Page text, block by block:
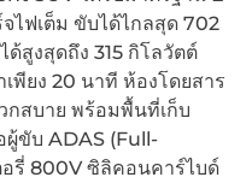
ไฟเต็ม ขับได้ไกลสุด 702
ด้สูงสุดถึง 315 กิโลวัตต์
พียง 20 นาที ห้องโดยสาร
กสบาย พร้อมพื้นที่เก็บ
ผู้ขับ ADAS (Full-
รี่ 800V ซิลิคอนคาร์ไบด์